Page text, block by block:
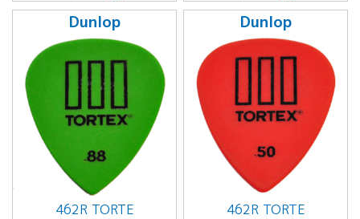
Dunlop
462R TORTE
Dunlop
462R TORTE